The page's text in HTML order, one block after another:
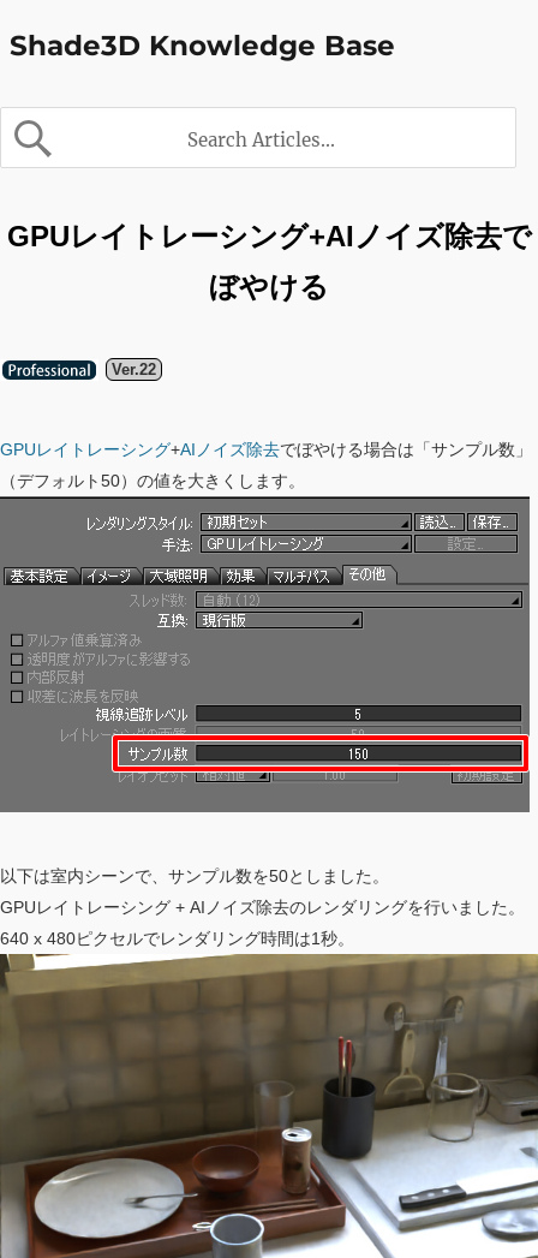
Shade3D Knowledge Base
GPUレイトレーシング+AIノイズ除去で
ぼやける
Ver.22
GPUレイトレーシング+AIノイズ除去でぼやける場合は「サンプル数」
（デフォルト50）の値を大きくします。
以下は室内シーンで、サンプル数を50としました。
GPUレイトレーシング + AIノイズ除去のレンダリングを行いました。
640 x 480ピクセルでレンダリング時間は1秒。